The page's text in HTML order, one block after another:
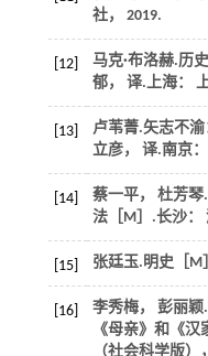
社， 2019.
[12] 马克·布洛赫.历
郁， 译.上海：
[13] 卢苇菁.矢志不
立彦， 译.南京
[14] 蔡一平， 杜芳琴.
法［M］.长沙：
[15] 张廷玉.明史 ［
[16]
李秀梅， 彭丽
《母亲》和《汉
（社会科学版）